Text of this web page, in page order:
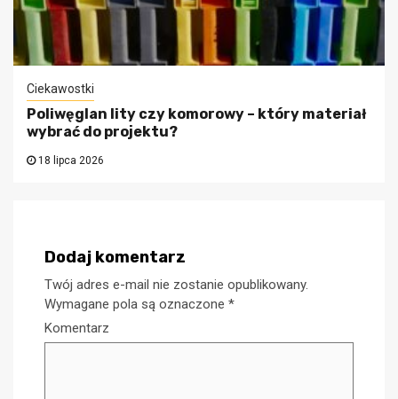
Ciekawostki
Poliwęglan lity czy komorowy – który materiał
wybrać do projektu?
18 lipca 2026
Dodaj komentarz
Twój adres e-mail nie zostanie opublikowany.
Wymagane pola są oznaczone *
Komentarz